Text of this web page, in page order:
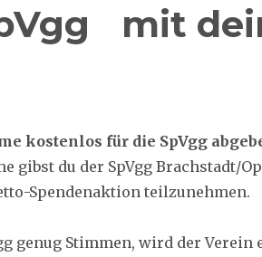
mit
kostenlos für die SpVgg
gibst du der SpVgg Brachstadt/
Spendenaktion teilzunehmen.
genug Stimmen, wird der